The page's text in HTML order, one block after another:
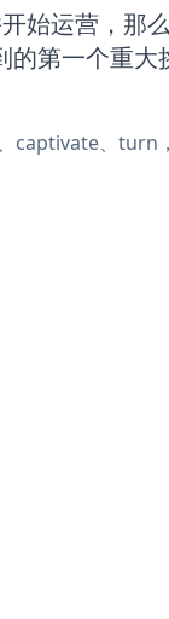
始运营，那
的第一个重大
captivate、turn